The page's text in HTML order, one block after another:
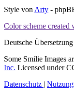
Style von Arty -
Color scheme
Deutsche
Some Smilie Images
Inc. Licensed under
Datenschutz |